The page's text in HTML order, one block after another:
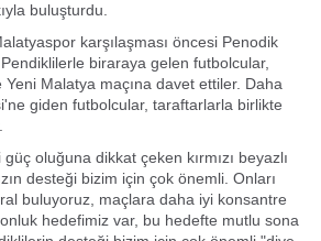
buluşturdu.
karşılaşması öncesi Penodik
biraraya gelen futbolcular,
Malatya maçına davet ettiler. Daha
giden futbolcular, taraftarlarla birlikte
oluğuna dikkat çeken kırmızı beyazlı
desteği bizim için çok önemli. Onları
buluyoruz, maçlara daha iyi konsantre
hedefimiz var, bu hedefte mutlu sona